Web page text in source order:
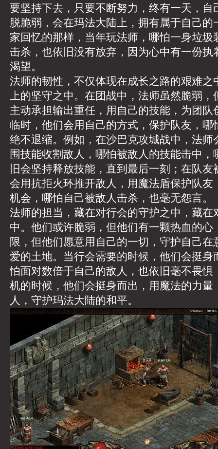
要坚持下去，只要不断努力，终有一天，自
脱脆弱，会在玛法大陆上，拥有属于自己的
家回忆的那样，当年玩法师，哪怕一身垃圾
击杀，也依旧没有放弃，因为心中有一份执
渴望。
法师的韧性，不仅体现在成长之路的艰难之
上的坚守之中。在团战中，法师虽然脆弱，
主动承担输出重任，用自己的技能，为团队
临时，他们会用自己的方式，保护队友，哪
绝不退缩。例如，在沙巴克攻城战中，法师
围技能收割敌人，哪怕被敌人的技能击中，
旧会坚持释放技能，直到最后一刻；在队
会用抗拒火环推开敌人，用魔法盾保护队友
机会，哪怕自己被敌人击杀，也毫无怨言。
法师的担当，藏在对行会的守护之中，藏在
中。他们或许脆弱，但他们有一颗热血的心
限，但他们愿意用自己的一切，守护自己在
爱的土地。当行会需要的时候，他们会挺身
怕面对数倍于自己的敌人，也依旧毫不畏惧
机的时候，他们会挺身而出，用魔法的力量
人，守护玛法大陆的和平。